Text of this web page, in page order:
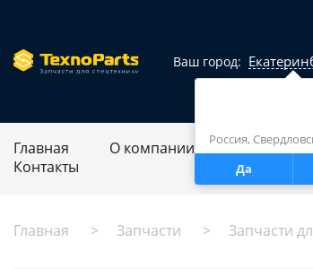
Ваш город:
Россия,
Да
Главная О компании Ремонт
Контакты
Главная Запчасти Запчасти